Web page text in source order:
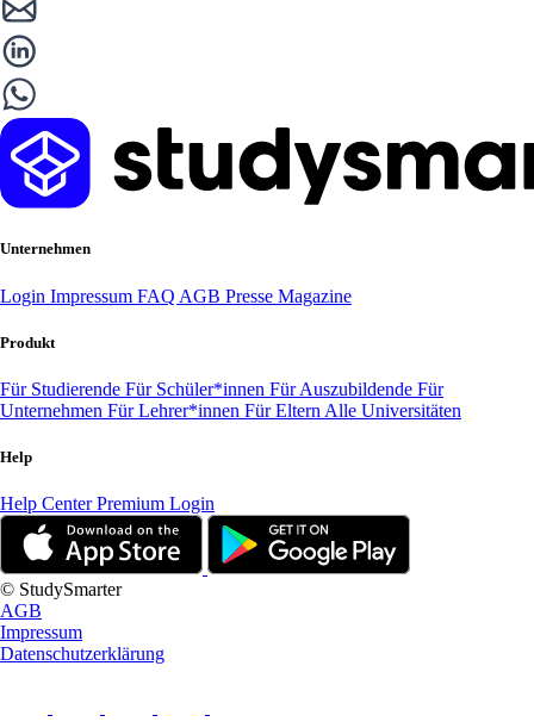
Unternehmen
Login Impressum FAQ AGB Presse Magazine
Produkt
Für Studierende Für Schüler*innen Für Auszubildende Für
Unternehmen Für Lehrer*innen Für Eltern Alle Universitäten
Help
Help CenterPremium Login
© StudySmarter
AGB
Impressum
Datenschutzerklärung